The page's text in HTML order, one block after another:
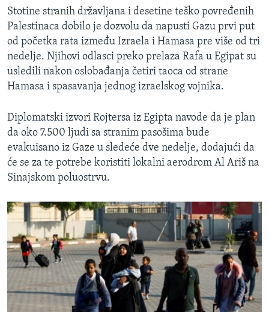
Stotine stranih državljana i desetine teško povređenih
Palestinaca dobilo je dozvolu da napusti Gazu prvi put
od početka rata između Izraela i Hamasa pre više od tri
nedelje. Njihovi odlasci preko prelaza Rafa u Egipat su
usledili nakon oslobađanja četiri taoca od strane
Hamasa i spasavanja jednog izraelskog vojnika.
Diplomatski izvori Rojtersa iz Egipta navode da je plan
da oko 7.500 ljudi sa stranim pasošima bude
evakuisano iz Gaze u sledeće dve nedelje, dodajući da
će se za te potrebe koristiti lokalni aerodrom Al Ariš na
Sinajskom poluostrvu.